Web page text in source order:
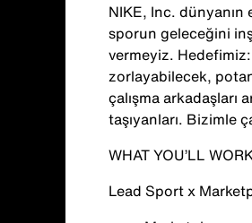
NIKE, Inc. dünyanın
sporun geleceğini
vermeyiz.
zorlayabilecek,
çalışma arkadaşları
taşıyanları. Bizimle
WHAT YOU’LL
Lead Sport x